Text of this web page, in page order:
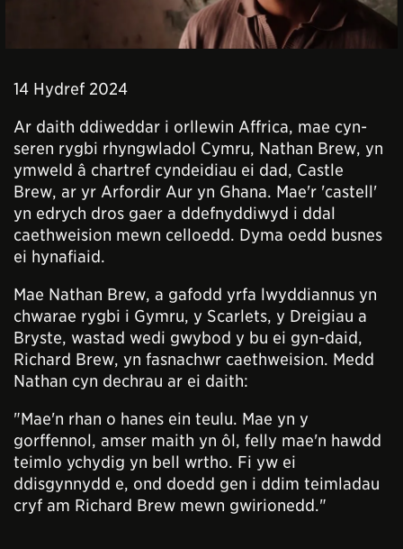
14 Hydref 2024
Ar daith ddiweddar i orllewin Affrica, mae cyn-
seren rygbi rhyngwladol Cymru, Nathan Brew, yn
ymweld â chartref cyndeidiau ei dad, Castle
Brew, ar yr Arfordir Aur yn Ghana. Mae'r 'castell'
yn edrych dros gaer a ddefnyddiwyd i ddal
caethweision mewn celloedd. Dyma oedd busnes
ei hynafiaid.
Mae Nathan Brew, a gafodd yrfa lwyddiannus yn
chwarae rygbi i Gymru, y Scarlets, y Dreigiau a
Bryste, wastad wedi gwybod y bu ei gyn-daid,
Richard Brew, yn fasnachwr caethweision. Medd
Nathan cyn dechrau ar ei daith:
"Mae'n rhan o hanes ein teulu. Mae yn y
gorffennol, amser maith yn ôl, felly mae'n hawdd
teimlo ychydig yn bell wrtho. Fi yw ei
ddisgynnydd e, ond doedd gen i ddim teimladau
cryf am Richard Brew mewn gwirionedd."